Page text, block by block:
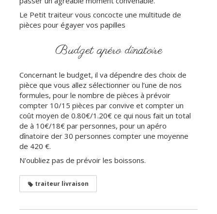
Le Petit traiteur vous concocte une multitude de
pièces pour égayer vos papilles
Budget apéro dînatoire
Concernant le budget, il va dépendre des choix de
pièce que vous allez sélectionner ou l’une de nos
formules, pour le nombre de pièces à prévoir
compter 10/15 pièces par convive et compter un
coût moyen de 0.80€/1.20€ ce qui nous fait un total
de à 10€/18€ par personnes, pour un apéro
dînatoire der 30 personnes compter une moyenne
de 420 €.
N'oubliez pas de prévoir les boissons.
traiteur livraison